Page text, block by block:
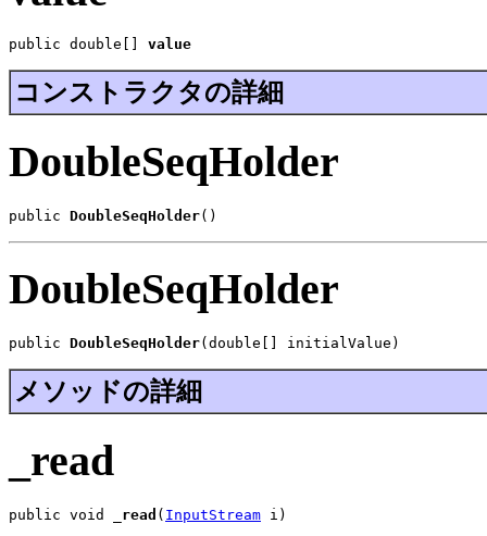
public double[] value
コンストラクタの詳細
DoubleSeqHolder
public DoubleSeqHolder()
DoubleSeqHolder
public DoubleSeqHolder(double[] initialValue)
メソッドの詳細
_read
public void _read ( InputStream i)